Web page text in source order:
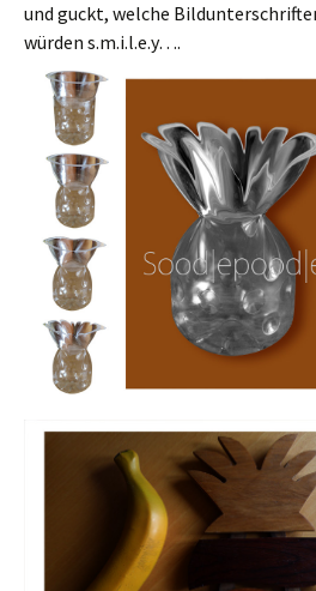
und guckt, welche
würden s.m.i.l.e.y….